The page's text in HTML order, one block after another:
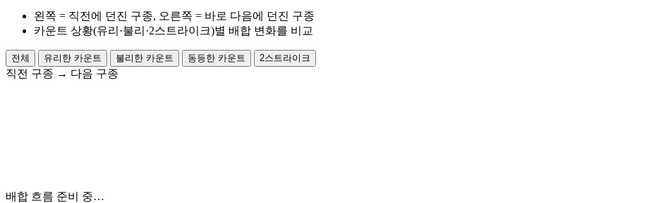
왼쪽 = 직전에 던진 구종, 오른쪽 = 바로 다음에 던진 구종
카운트 상황(유리·불리·2스트라이크)별 배합 변화를 비교
전체 유리한 카운트 불리한 카운트 동등한 카운트 2스트라이크
직전 구종 → 다음 구종
배합 흐름 준비 중…